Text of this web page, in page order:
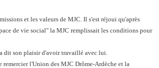
et les valeurs de MJC. Il s'est réjoui qu'après
de vie social" la MJC remplissait les conditions pour
dit son plaisir d'avoir travaillé avec lui.
l'Union des MJC Drôme-Ardèche et la